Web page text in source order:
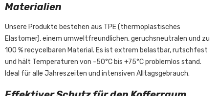
Materialien
Unsere Produkte bestehen aus TPE (thermoplastisches
Elastomer), einem umweltfreundlichen, geruchsneutralen und zu
100 % recycelbaren Material. Es ist extrem belastbar, rutschfest
und hält Temperaturen von -50°C bis +75°C problemlos stand.
Ideal für alle Jahreszeiten und intensiven Alltagsgebrauch.